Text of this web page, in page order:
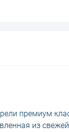
премиум
из